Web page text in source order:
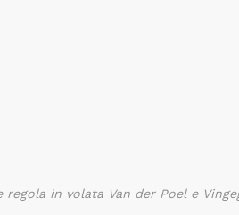
in volata Van der Poel e